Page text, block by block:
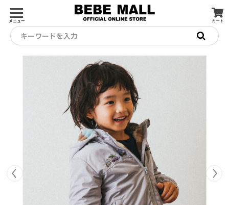
メニュー カート
キーワードを入力